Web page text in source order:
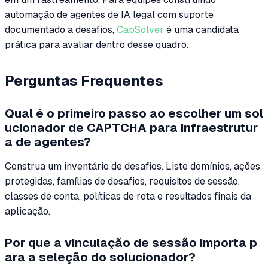
automação de agentes de IA legal com suporte
documentado a desafios, CapSolver é uma candidata
prática para avaliar dentro desse quadro.
Perguntas Frequentes
Qual é o primeiro passo ao escolher um sol
ucionador de CAPTCHA para infraestrutur
a de agentes?
Construa um inventário de desafios. Liste domínios, ações
protegidas, famílias de desafios, requisitos de sessão,
classes de conta, políticas de rota e resultados finais da
aplicação.
Por que a vinculação de sessão importa p
ara a seleção do solucionador?